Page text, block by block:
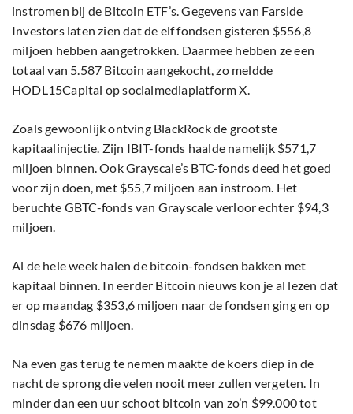
instromen bij de Bitcoin ETF’s. Gegevens van Farside
Investors laten zien dat de elf fondsen gisteren $556,8
miljoen hebben aangetrokken. Daarmee hebben ze een
totaal van 5.587 Bitcoin aangekocht, zo meldde
HODL15Capital op socialmediaplatform X.
Zoals gewoonlijk ontving BlackRock de grootste
kapitaalinjectie. Zijn IBIT-fonds haalde namelijk $571,7
miljoen binnen. Ook Grayscale’s BTC-fonds deed het goed
voor zijn doen, met $55,7 miljoen aan instroom. Het
beruchte GBTC-fonds van Grayscale verloor echter $94,3
miljoen.
Al de hele week halen de bitcoin-fondsen bakken met
kapitaal binnen. In eerder Bitcoin nieuws kon je al lezen dat
er op maandag $353,6 miljoen naar de fondsen ging en op
dinsdag $676 miljoen.
Na even gas terug te nemen maakte de koers diep in de
nacht de sprong die velen nooit meer zullen vergeten. In
minder dan een uur schoot bitcoin van zo’n $99.000 tot